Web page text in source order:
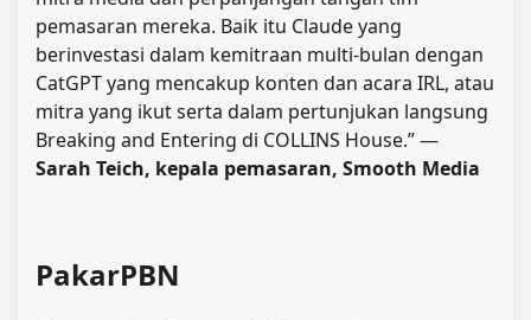
pemasaran mereka. Baik itu Claude yang
berinvestasi dalam kemitraan multi-bulan dengan
CatGPT yang mencakup konten dan acara IRL, atau
mitra yang ikut serta dalam pertunjukan langsung
Breaking and Entering di COLLINS House.” —
Sarah Teich, kepala pemasaran, Smooth Media
PakarPBN